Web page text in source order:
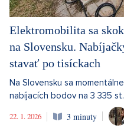
Elektromobilita sa
na Slovensku.
stavať po tisíckach
Na Slovensku sa
nabíjacích bodov na 3 335
22. 1. 2026
3 minuty